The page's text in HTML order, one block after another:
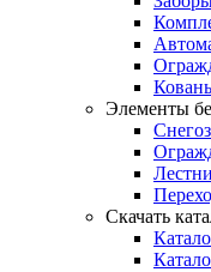
Элементы
Скачать